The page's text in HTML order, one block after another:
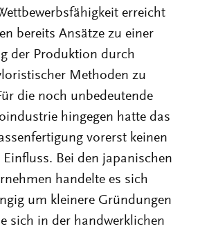
erreicht
bereits Ansätze zu einer
der Produktion durch
Methoden zu
die noch unbedeutende
hingegen hatte das
vorerst keinen
Einfluss. Bei den japanischen
handelte es sich
um kleinere Gründungen
sich in der handwerklichen